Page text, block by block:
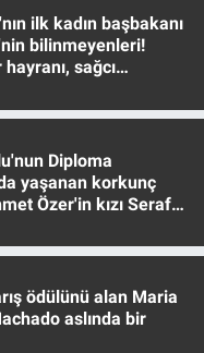
ilk kadın başbakanı
bilinmeyenleri!
sağcı
Diploma
yaşanan korkunç
Özer'in kızı Seraf
ödülünü alan Maria
aslında bir